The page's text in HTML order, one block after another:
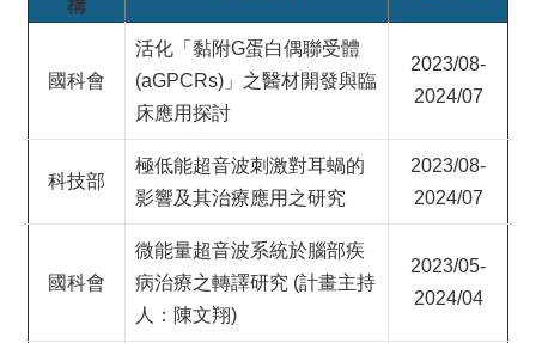
EVENTS
ACADEMICS
RESOURCES
構
國科會
活化「黏附G蛋白偶聯受體
(aGPCRs)」之醫材開發與臨
床應用探討
2023/08-
2024/07
科技部
極低能超音波刺激對耳蝸的
影響及其治療應用之研究
2023/08-
2024/07
國科會
微能量超音波系統於腦部疾
病治療之轉譯研究 (計畫主持
人：陳文翔)
2023/05-
2024/04